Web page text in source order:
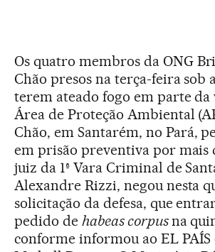
Os quatro membros da ONG
Chão presos na terça-feira sob
terem ateado fogo em parte da
Área de Proteção Ambiental
Chão, em Santarém, no Pará,
em prisão preventiva por mais
juiz da 1ª Vara Criminal de
Alexandre Rizzi, negou nesta
solicitação da defesa, que
pedido de habeas corpusna
conforme informou ao EL PAÍS